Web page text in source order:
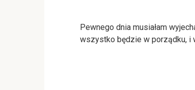
Pewnego dnia musiałam
wszystko będzie w porządku, i